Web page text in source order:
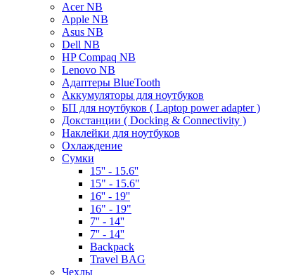
Acer NB
Apple NB
Asus NB
Dell NB
HP Compaq NB
Lenovo NB
Адаптеры BlueTooth
Аккумуляторы для ноутбуков
БП для ноутбуков ( Laptop power adapter )
Докстанции ( Docking & Connectivity )
Наклейки для ноутбуков
Охлаждение
Сумки
15'' - 15.6''
15" - 15.6"
16'' - 19''
16" - 19"
7'' - 14''
7'' - 14''
Backpack
Travel BAG
Чехлы